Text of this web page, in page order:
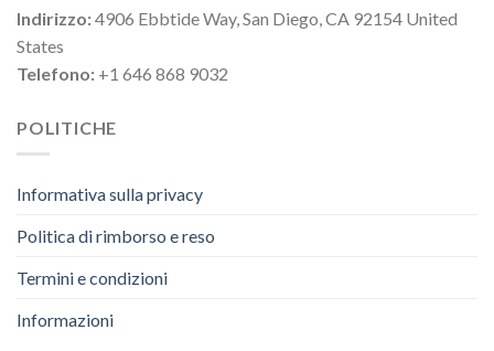
Indirizzo:4906 Ebbtide Way, San Diego, CA 92154 United
States
Telefono: +1 646 868 9032
POLITICHE
Informativa sulla privacy
Politica di rimborso e reso
Termini e condizioni
Informazioni